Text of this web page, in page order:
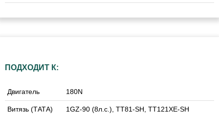
ПОДХОДИТ К:
Двигатель 180N
Витязь (ТАТА) 1GZ-90 (8л.с.), TT81-SH, TT121XE-SH